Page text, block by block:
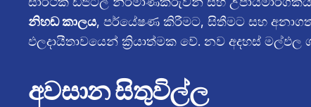
නිහඬ කාලය, පර්යේෂණ කිරීමට, සිතීමට සහ
ඵලදායීතාවයෙන් ක්‍රියාත්මක වේ. නව අදහස්
අවසාන සිතුවිල්ල